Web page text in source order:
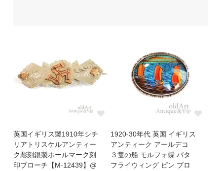
英国イギリス製1910年シチ
リアトリスケルアンティー
ク彫刻銀製ホールマーク刻
印ブローチ【M-12439】@
1920-30年代 英国 イギリス
アンティーク アールデコ
３隻の船 モルフォ蝶 バタ
フライウィング ピン ブロ